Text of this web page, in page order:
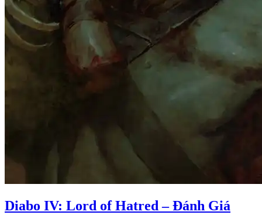
Diabo IV: Lord of Hatred – Đánh Giá